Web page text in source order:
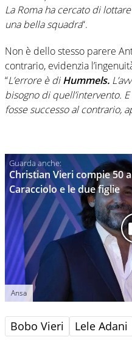
La Roma ha cercato di
una bella squadra“.
Non è dello stesso parere
contrario, evidenzia
“L’errore è diHummels.
bisogno di quell’intervento.
fosse successo al contrario,
Christian Vieri compie 50
Caracciolo e le due figlie
Ansa
Bobo Vieri Lele Adani